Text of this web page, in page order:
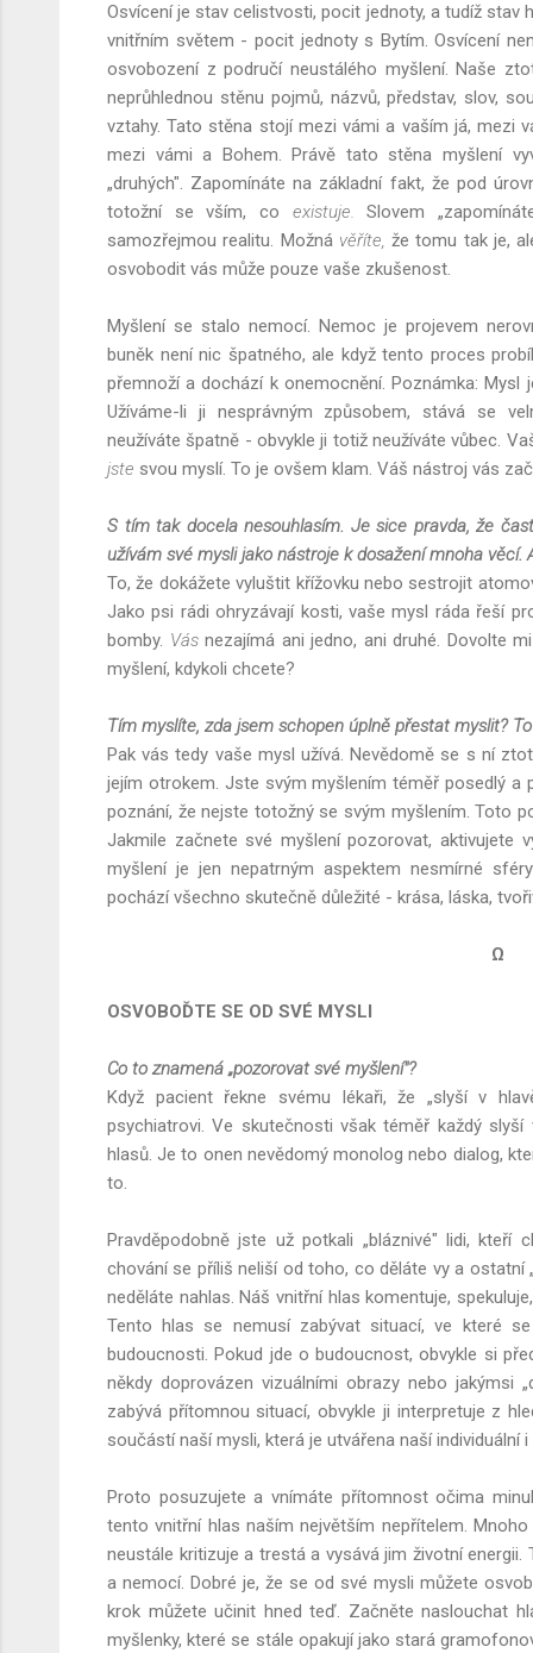
Osvícení je stav celistvosti, pocit jednoty, a tudíž stav
vnitřním světem - pocit jednoty s Bytím. Osvícení
osvobození z područí neustálého myšlení. Naše
neprůhlednou stěnu pojmů, názvů, představ, slov,
vztahy. Tato stěna stojí mezi vámi a vaším já, mezi
mezi vámi a Bohem. Právě tato stěna myšlení
„druhých". Zapomínáte na základní fakt, že pod
totožní se vším, co existuje.Slovem
samozřejmou realitu. Možná věříte, že tomu tak je,
osvobodit vás může pouze vaše zkušenost.
Myšlení se stalo nemocí. Nemoc je projevem
buněk není nic špatného, ale když tento proces
přemnoží a dochází k onemocnění. Poznámka: Mysl
Užíváme-li ji nesprávným způsobem, stává se
neužíváte špatně - obvykle ji totiž neužíváte vůbec.
jste svou myslí. To je ovšem klam. Váš nástroj vás
S tím tak docela nesouhlasím. Je sice pravda, že
užívám své mysli jako nástroje k dosažení mnoha věcí.
To, že dokážete vyluštit křížovku nebo sestrojit
Jako psi rádi ohryzávají kosti, vaše mysl ráda řeší
bomby. Vás nezajímá ani jedno, ani druhé. Dovolte
myšlení, kdykoli chcete?
Tím myslíte, zda jsem schopen úplně přestat myslit?
Pak vás tedy vaše mysl užívá. Nevědomě se s ní
jejím otrokem. Jste svým myšlením téměř posedlý a
poznání, že nejste totožný se svým myšlením. Toto
Jakmile začnete své myšlení pozorovat, aktivujete
myšlení je jen nepatrným aspektem nesmírné
pochází všechno skutečně důležité - krása, láska,
Ω
OSVOBOĎTE SE OD SVÉ MYSLI
Co to znamená „pozorovat své myšlení"?
Když pacient řekne svému lékaři, že „slyší v
psychiatrovi. Ve skutečnosti však téměř každý
hlasů. Je to onen nevědomý monolog nebo dialog,
to.
Pravděpodobně jste už potkali „bláznivé" lidi,
chování se příliš neliší od toho, co děláte vy a ostatní
neděláte nahlas. Náš vnitřní hlas komentuje,
Tento hlas se nemusí zabývat situací, ve které
budoucnosti. Pokud jde o budoucnost, obvykle si
někdy doprovázen vizuálními obrazy nebo jakýmsi
zabývá přítomnou situací, obvykle ji interpretuje z
součástí naší mysli, která je utvářena naší individuální
Proto posuzujete a vnímáte přítomnost očima
tento vnitřní hlas naším největším nepřítelem.
neustále kritizuje a trestá a vysává jim životní
a nemocí. Dobré je, že se od své mysli můžete
krok můžete učinit hned teď. Začněte naslouchat
myšlenky, které se stále opakují jako stará